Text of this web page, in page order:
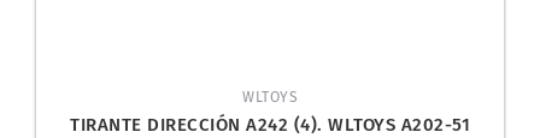
WLTOYS
TIRANTE DIRECCIÓN A242 (4). WLTOYS A202-51